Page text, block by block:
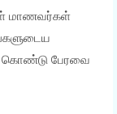
மாணவர்கள்
பேரவை